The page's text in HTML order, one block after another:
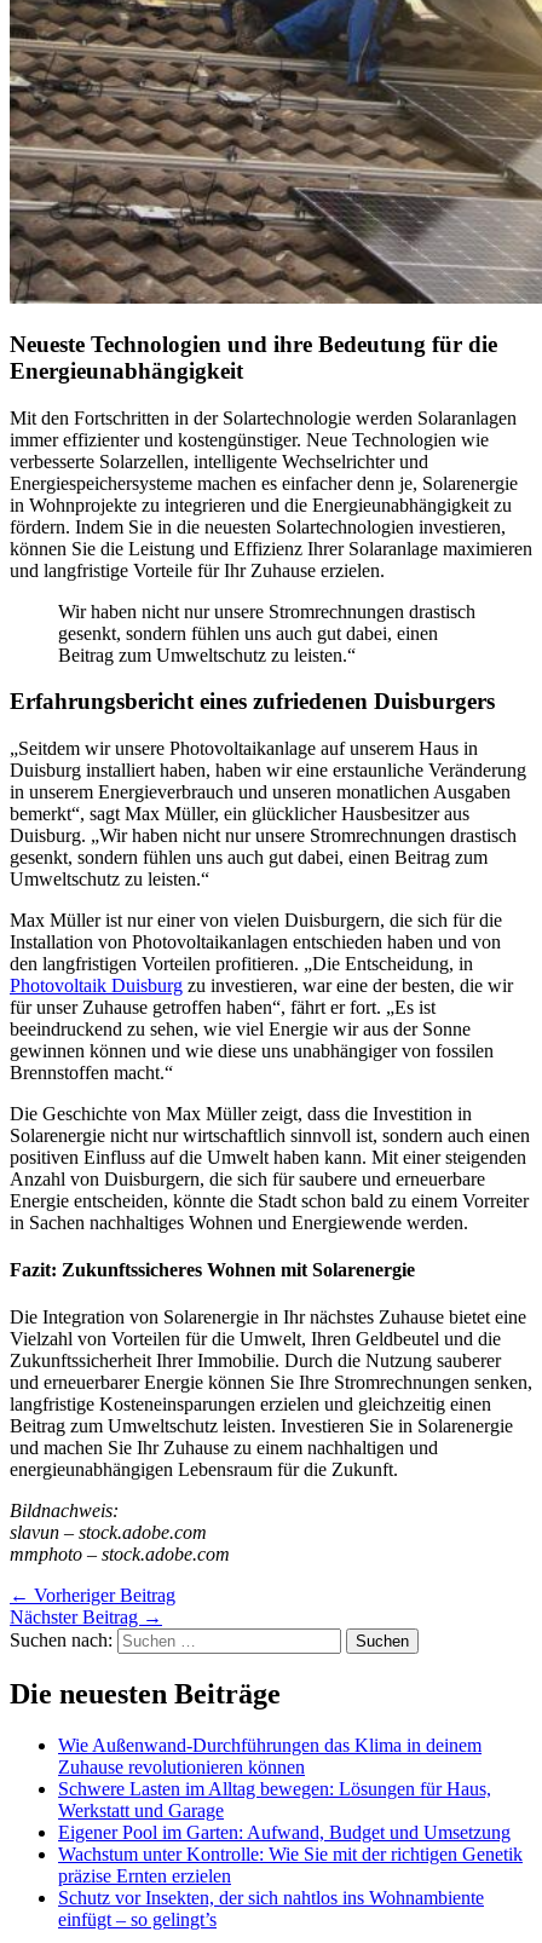
Neueste Technologien und ihre Bedeutung für die
Energieunabhängigkeit
Mit den Fortschritten in der Solartechnologie werden Solaranlagen
immer effizienter und kostengünstiger. Neue Technologien wie
verbesserte Solarzellen, intelligente Wechselrichter und
Energiespeichersysteme machen es einfacher denn je, Solarenergie
in Wohnprojekte zu integrieren und die Energieunabhängigkeit zu
fördern. Indem Sie in die neuesten Solartechnologien investieren,
können Sie die Leistung und Effizienz Ihrer Solaranlage maximieren
und langfristige Vorteile für Ihr Zuhause erzielen.
Wir haben nicht nur unsere Stromrechnungen drastisch
gesenkt, sondern fühlen uns auch gut dabei, einen
Beitrag zum Umweltschutz zu leisten.“
Erfahrungsbericht eines zufriedenen Duisburgers
„Seitdem wir unsere Photovoltaikanlage auf unserem Haus in
Duisburg installiert haben, haben wir eine erstaunliche Veränderung
in unserem Energieverbrauch und unseren monatlichen Ausgaben
bemerkt“, sagt Max Müller, ein glücklicher Hausbesitzer aus
Duisburg. „Wir haben nicht nur unsere Stromrechnungen drastisch
gesenkt, sondern fühlen uns auch gut dabei, einen Beitrag zum
Umweltschutz zu leisten.“
Max Müller ist nur einer von vielen Duisburgern, die sich für die
Installation von Photovoltaikanlagen entschieden haben und von
den langfristigen Vorteilen profitieren. „Die Entscheidung, in
Photovoltaik Duisburg zu investieren, war eine der besten, die wir
für unser Zuhause getroffen haben“, fährt er fort. „Es ist
beeindruckend zu sehen, wie viel Energie wir aus der Sonne
gewinnen können und wie diese uns unabhängiger von fossilen
Brennstoffen macht.“
Die Geschichte von Max Müller zeigt, dass die Investition in
Solarenergie nicht nur wirtschaftlich sinnvoll ist, sondern auch einen
positiven Einfluss auf die Umwelt haben kann. Mit einer steigenden
Anzahl von Duisburgern, die sich für saubere und erneuerbare
Energie entscheiden, könnte die Stadt schon bald zu einem Vorreiter
in Sachen nachhaltiges Wohnen und Energiewende werden.
Fazit: Zukunftssicheres Wohnen mit Solarenergie
Die Integration von Solarenergie in Ihr nächstes Zuhause bietet eine
Vielzahl von Vorteilen für die Umwelt, Ihren Geldbeutel und die
Zukunftssicherheit Ihrer Immobilie. Durch die Nutzung sauberer
und erneuerbarer Energie können Sie Ihre Stromrechnungen senken,
langfristige Kosteneinsparungen erzielen und gleichzeitig einen
Beitrag zum Umweltschutz leisten. Investieren Sie in Solarenergie
und machen Sie Ihr Zuhause zu einem nachhaltigen und
energieunabhängigen Lebensraum für die Zukunft.
Bildnachweis:
slavun – stock.adobe.com
mmphoto – stock.adobe.com
← Vorheriger Beitrag
Nächster Beitrag →
Suchen nach:
Die neuesten Beiträge
Wie Außenwand-Durchführungen das Klima in deinem
Zuhause revolutionieren können
Schwere Lasten im Alltag bewegen: Lösungen für Haus,
Werkstatt und Garage
Eigener Pool im Garten: Aufwand, Budget und Umsetzung
Wachstum unter Kontrolle: Wie Sie mit der richtigen Genetik
präzise Ernten erzielen
Schutz vor Insekten, der sich nahtlos ins Wohnambiente
einfügt – so gelingt’s